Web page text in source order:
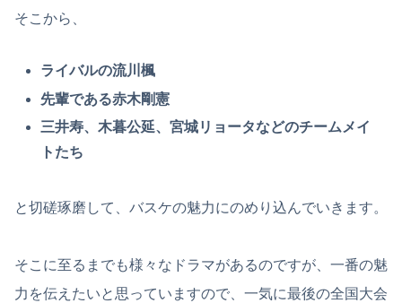
そこから、
ライバルの流川楓
先輩である赤木剛憲
三井寿、木暮公延、宮城リョータなどのチームメイ
トたち
と切磋琢磨して、バスケの魅力にのめり込んでいきます。
そこに至るまでも様々なドラマがあるのですが、一番の魅
力を伝えたいと思っていますので、一気に最後の全国大会